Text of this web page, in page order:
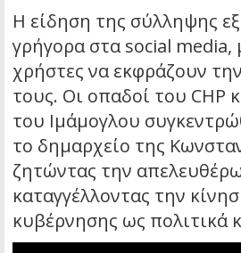
Η είδηση της σύλληψης
γρήγορα στα social media,
χρήστες να εκφράζουν
τους. Οι οπαδοί του CHP
του Ιμάμογλου
το δημαρχείο της
ζητώντας την
καταγγέλλοντας την
κυβέρνησης ως πολιτικά